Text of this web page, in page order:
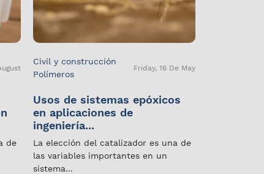
de
Civil y construcción
Polímeros
Friday, 16 De May
Usos de sistemas epóxicos
en aplicaciones de
ingeniería...
La elección del catalizador es una de
las variables importantes en un
sistema...